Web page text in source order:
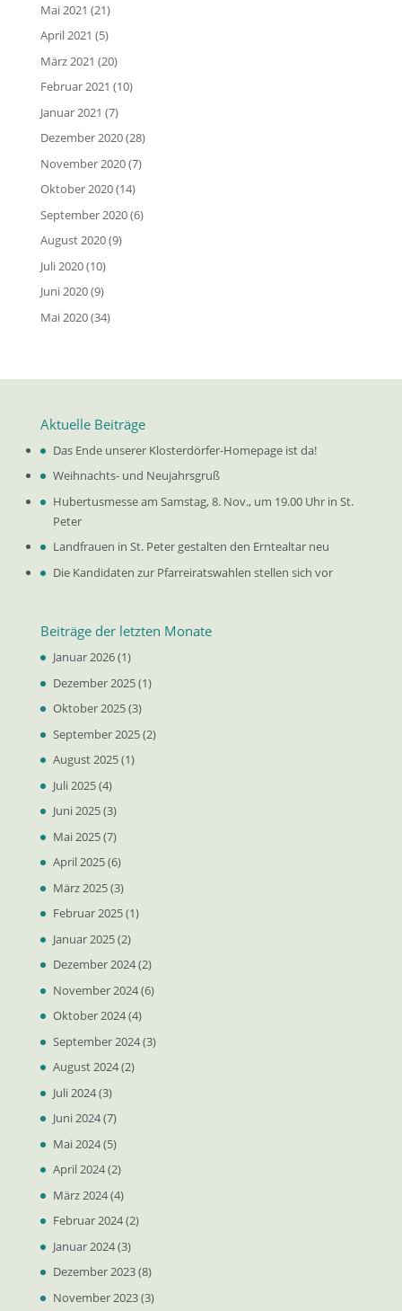
Mai 2021 (21)
April 2021 (5)
März 2021 (20)
Februar 2021 (10)
Januar 2021 (7)
Dezember 2020(28)
November 2020(7)
Oktober 2020(14)
September 2020(6)
August 2020(9)
Juli 2020(10)
Juni 2020(9)
Mai 2020(34)
Aktuelle Beiträge
Das Ende unserer Klosterdörfer-Homepage ist da!
Weihnachts- und Neujahrsgruß
Hubertusmesse am Samstag, 8. Nov., um 19.00 Uhr in St.
Peter
Landfrauen in St. Peter gestalten den Erntealtar neu
Die Kandidaten zur Pfarreiratswahlen stellen sich vor
Beiträge der letzten Monate
Januar 2026(1)
Dezember 2025(1)
Oktober 2025(3)
September 2025(2)
August 2025(1)
Juli 2025(4)
Juni 2025(3)
Mai 2025(7)
April 2025(6)
März 2025(3)
Februar 2025(1)
Januar 2025(2)
Dezember 2024(2)
November 2024(6)
Oktober 2024(4)
September 2024(3)
August 2024(2)
Juli 2024(3)
Juni 2024(7)
Mai 2024(5)
April 2024(2)
März 2024(4)
Februar 2024(2)
Januar 2024(3)
Dezember 2023(8)
November 2023(3)